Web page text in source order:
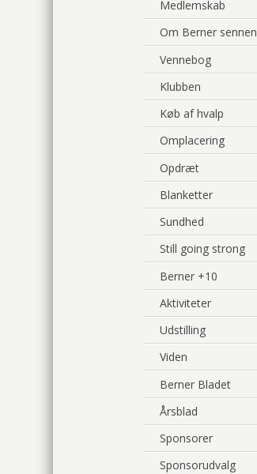
Medlemskab
Om Berner sennen
Vennebog
Klubben
Køb af hvalp
Omplacering
Opdræt
Blanketter
Sundhed
Still going strong
Berner +10
Aktiviteter
Udstilling
Viden
Berner Bladet
Årsblad
Sponsorer
Sponsorudvalg